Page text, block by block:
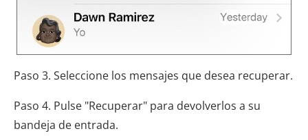
Paso 3. Seleccione los mensajes que desea recuperar.
Paso 4. Pulse "Recuperar" para devolverlos a su
bandeja de entrada.